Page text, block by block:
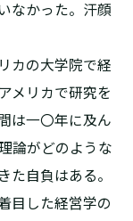
なかった。汗顔
カの大学院で経
メリカで研究を
は一〇年に及ん
論がどのような
た自負はある。
目した経営学の